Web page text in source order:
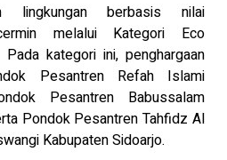
lingkungan berbasis nilai
melalui Kategori Eco
kategori ini, penghargaan
Pesantren Refah Islami
Pesantren Babussalam
Pondok Pesantren Tahfidz Al
Kabupaten Sidoarjo.